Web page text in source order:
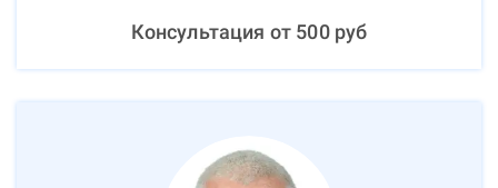
Консультация от 500руб